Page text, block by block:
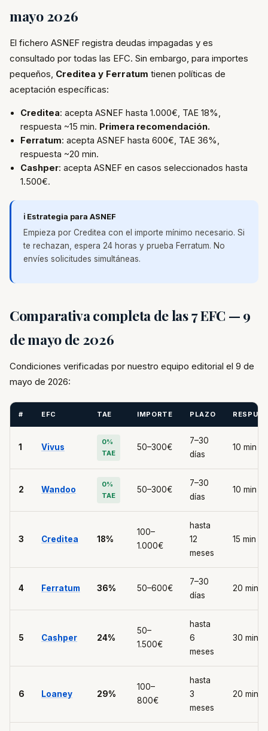
mayo 2026
El fichero ASNEF registra deudas impagadas y es
consultado por todas las EFC. Sin embargo, para importes
pequeños, Creditea y Ferratum tienen políticas de
aceptación específicas:
Creditea: acepta ASNEF hasta 1.000€, TAE 18%,
respuesta ~15 min. Primera recomendación.
Ferratum: acepta ASNEF hasta 600€, TAE 36%,
respuesta ~20 min.
Cashper: acepta ASNEF en casos seleccionados hasta
1.500€.
ℹ️ Estrategia para ASNEF
Empieza por Creditea con el importe mínimo necesario. Si
te rechazan, espera 24 horas y prueba Ferratum. No
envíes solicitudes simultáneas.
Comparativa completa de las 7 EFC — 9
de mayo de 2026
Condiciones verificadas por nuestro equipo editorial el 9 de
mayo de 2026:
# EFC TAE IMPORTE PLAZO
1 Vivus
0%
TAE
50–300€
7–30
días
10 min
2 Wandoo
0%
TAE
50–300€
7–30
días
10 min
3 Creditea 18%
100–
1.000€
hasta
12
meses
15 min
4 Ferratum 36% 50–600€
7–30
días
20 min
5 Cashper 24%
50–
1.500€
hasta
6
meses
30 min
6 Loaney 29%
100–
800€
hasta
3
meses
20 min